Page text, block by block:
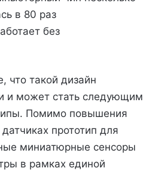
в 80 раз
без
что такой дизайн
и может стать следующим
Помимо повышения
прототип для
миниатюрные сенсоры
в рамках единой